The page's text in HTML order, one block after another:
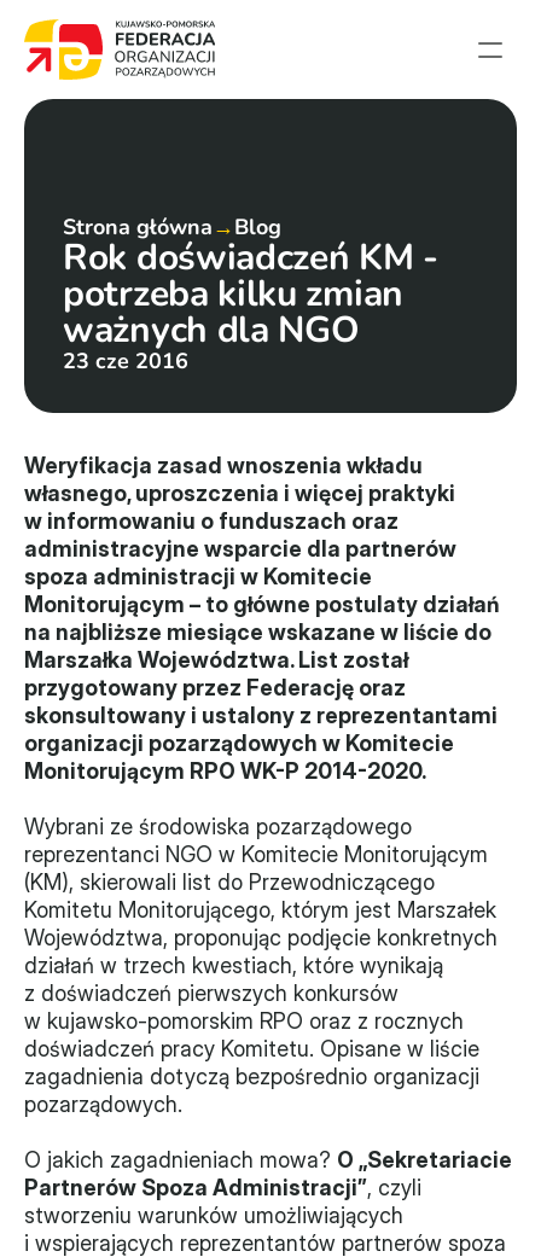
Projekty
Członkowie
English summary
Kontakt
Federacja
Statut i sprawozdania
Karta zasad
Władze
Historia i działania
Narzędzie samooceny
Kalendarz działań
XVII forum NGO
Projekt z powiatem
Przystąp
Członkostwo
Procedura
Monitorujemy
Działania z ostatnich lat
Sprawy
Strona główna→Blog
Rok doświadczeń KM -
potrzeba kilku zmian
ważnych dla NGO
23 cze 2016
Weryfikacja zasad wnoszenia wkładu
własnego, uproszczenia i więcej praktyki
w informowaniu o funduszach oraz
administracyjne wsparcie dla partnerów
spoza administracji w Komitecie
Monitorującym – to główne postulaty działań
na najbliższe miesiące wskazane w liście do
Marszałka Województwa. List został
przygotowany przez Federację oraz
skonsultowany i ustalony z reprezentantami
organizacji pozarządowych w Komitecie
Monitorującym RPO WK-P 2014-2020.
Wybrani ze środowiska pozarządowego
reprezentanci NGO w Komitecie Monitorującym
(KM), skierowali list do Przewodniczącego
Komitetu Monitorującego, którym jest Marszałek
Województwa, proponując podjęcie konkretnych
działań w trzech kwestiach, które wynikają
z doświadczeń pierwszych konkursów
w kujawsko-pomorskim RPO oraz z rocznych
doświadczeń pracy Komitetu. Opisane w liście
zagadnienia dotyczą bezpośrednio organizacji
pozarządowych.
O jakich zagadnieniach mowa? O „Sekretariacie
Partnerów Spoza Administracji”, czyli
stworzeniu warunków umożliwiających
i wspierających reprezentantów partnerów spoza